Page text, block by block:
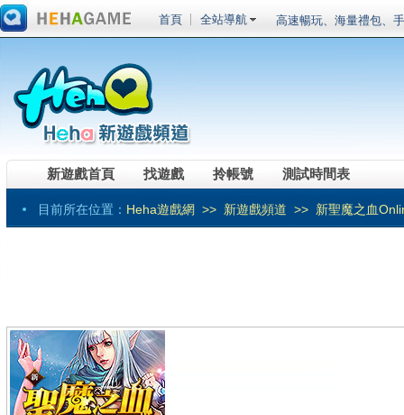
首頁 全站導航
高速暢玩、海量禮包、
裝登場菁英試玩會搶先
《RO 仙境傳說 Online
賽事獎勵總價值突破百
戰」
《劍仙：起源》最爆紅
新系統、新版本、新玩
頂級SLG大作今日震憾
新遊戲首頁 找遊戲 拎帳號 測試時間表
目前所在位置： Heha遊戲網 >> 新遊戲頻道 >> 新聖魔之血